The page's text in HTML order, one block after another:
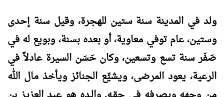
ولد في المدينة سنة ستين للهجرة، وقيل سنة إحدى
وستين، عام توفي معاوية، أو بعده بسنة، وبويع له في
صَفَر سنة تسع وتسعين، وكان حَسَن السيرة عادلاً في
الرعية، يعود المرضى، ويشيِّع الجنائز ويأخذ مال الله